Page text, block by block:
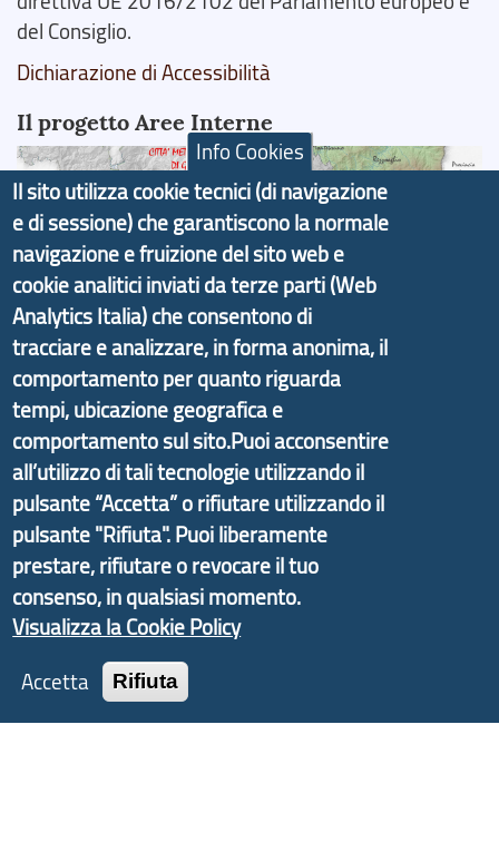
del Consiglio.
Dichiarazione di Accessibilità
Il progetto Aree Interne
Il portale di marketing territoriale e sviluppo locale
di Genova Città Metropolitana si è sviluppato a
partire dal progetto nazionale Aree Interne
promosso dal Dipartimento per lo Sviluppo
Economico e finalizzato al rilancio socio-economico
delle valli dell’entroterra. In particolare fornisce
informazioni ed aggiornamenti sullaStrategia
d'Area Antola-Tigullio, in collaborazione con Regione
Liguria ed ANCI Liguria.
Copyright © 2017 Città metropolitana di Genova |
Tecnologie e Accessibilità
Info Cookies
Il sito utilizza cookie tecnici (di navigazione
e di sessione) che garantiscono la normale
navigazione e fruizione del sito web e
cookie analitici inviati da terze parti (Web
Analytics Italia) che consentono di
tracciare e analizzare, in forma anonima, il
comportamento per quanto riguarda
tempi, ubicazione geografica e
comportamento sul sito.Puoi acconsentire
all’utilizzo di tali tecnologie utilizzando il
pulsante “Accetta” o rifiutare utilizzando il
pulsante "Rifiuta". Puoi liberamente
prestare, rifiutare o revocare il tuo
consenso, in qualsiasi momento.
Visualizza la Cookie Policy
Accetta
Rifiuta